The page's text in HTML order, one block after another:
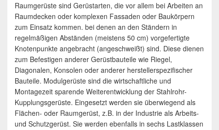
Raumgerüste sind Gerüstarten, die vor allem bei Arbeiten an
Raumdecken oder komplexen Fassaden oder Baukörpern
zum Einsatz kommen. bei denen an den Ständern in
regelmäßigen Abständen (meistens 50 cm) vorgefertigte
Knotenpunkte angebracht (angeschweißt) sind. Diese dienen
zum Befestigen anderer Gerüstbauteile wie Riegel,
Diagonalen, Konsolen oder anderer herstellerspezifischer
Bauteile. Modulgerüste sind die wirtschaftliche und
Montagezeit sparende Weiterentwicklung der Stahlrohr-
Kupplungsgerüste. Eingesetzt werden sie überwiegend als
Flächen- oder Raumgerüst, z.B. in der Industrie als Arbeits-
und Schutzgerüst. Sie werden ebenfalls in sechs Lastklassen